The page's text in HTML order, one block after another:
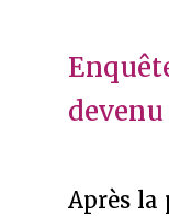
Après la